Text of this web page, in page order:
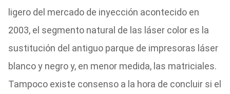
ligero del mercado de inyección acontecido en
2003, el segmento natural de las láser color es la
sustitución del antiguo parque de impresoras láser
blanco y negro y, en menor medida, las matriciales.
Tampoco existe consenso a la hora de concluir si el